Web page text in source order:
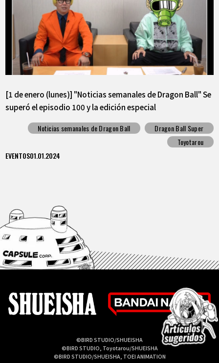
[1 de enero (lunes)] "Noticias semanales de Dragon Ball" Se
superó el episodio 100 y la edición especial
parte)
Noticias semanales de Dragon Ball
Dragon Ball Super
Toyotarou
EVENTOS01.01.2024
©BIRD STUDIO/SHUEISHA
©BIRD STUDIO, Toyotarou/SHUEISHA
©BIRD STUDIO/SHUEISHA, TOEI ANIMATION